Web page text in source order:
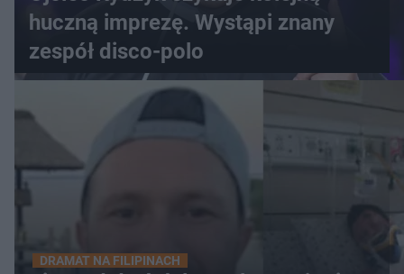
huczną imprezę. Wystąpi znany
zespół disco-polo
DRAMAT NA FILIPINACH